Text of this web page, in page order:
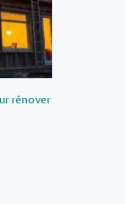
rénover